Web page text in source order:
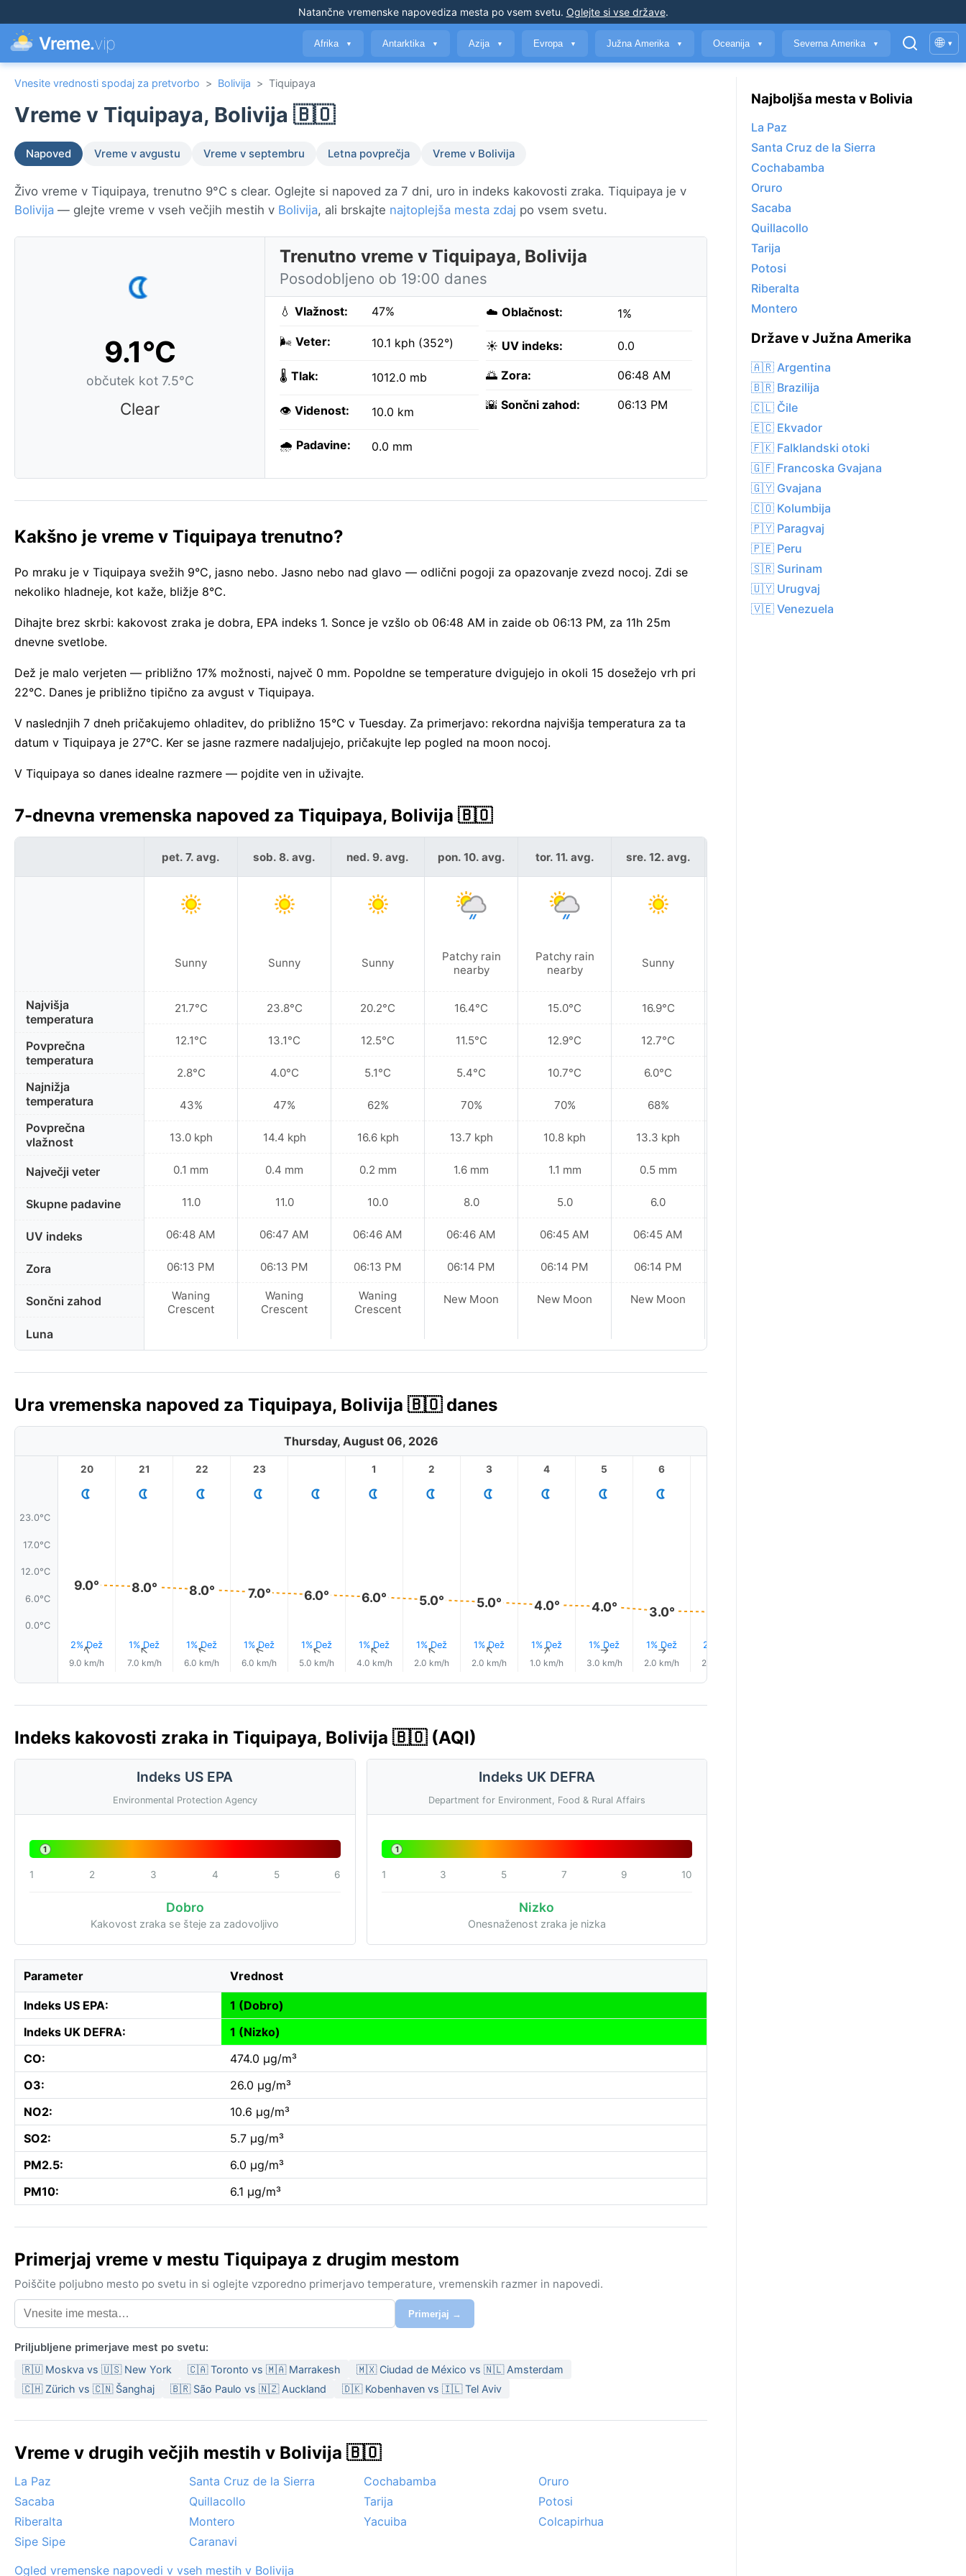
Natančne vremenske napovediza mesta po vsem svetu. Oglejte si vse države.
Vreme.vip Afrika ▼ Antarktika ▼ Azija ▼ Evropa ▼ Južna Amerika ▼ Oceanija ▼ Severna Amerika ▼ 🌐 ▾
Vnesite vrednosti spodaj za pretvorbo > Bolivija > Tiquipaya
Vreme v Tiquipaya, Bolivija 🇧🇴
Napoved Vreme v avgustu Vreme v septembru Letna povprečja Vreme v Bolivija
Živo vreme v Tiquipaya, trenutno 9°C s clear. Oglejte si napoved za 7 dni, uro in indeks kakovosti zraka. Tiquipaya je v
Bolivija — glejte vreme v vseh večjih mestih v Bolivija, ali brskajte najtoplejša mesta zdaj po vsem svetu.
9.1°C
občutek kot 7.5°C
Clear
Trenutno vreme v Tiquipaya, Bolivija
Posodobljeno ob 19:00 danes
💧 Vlažnost: 47%
🌬️ Veter: 10.1 kph (352°)
🌡️ Tlak: 1012.0 mb
👁️ Videnost: 10.0 km
🌧️ Padavine: 0.0 mm
☁️ Oblačnost: 1%
☀️ UV indeks: 0.0
🌅 Zora: 06:48 AM
🌇 Sončni zahod: 06:13 PM
Kakšno je vreme v Tiquipaya trenutno?
Po mraku je v Tiquipaya svežih 9°C, jasno nebo. Jasno nebo nad glavo — odlični pogoji za opazovanje zvezd nocoj. Zdi se
nekoliko hladneje, kot kaže, bližje 8°C.
Dihajte brez skrbi: kakovost zraka je dobra, EPA indeks 1. Sonce je vzšlo ob 06:48 AM in zaide ob 06:13 PM, za 11h 25m
dnevne svetlobe.
Dež je malo verjeten — približno 17% možnosti, največ 0 mm. Popoldne se temperature dvigujejo in okoli 15 dosežejo vrh pri
22°C. Danes je približno tipično za avgust v Tiquipaya.
V naslednjih 7 dneh pričakujemo ohladitev, do približno 15°C v Tuesday. Za primerjavo: rekordna najvišja temperatura za ta
datum v Tiquipaya je 27°C. Ker se jasne razmere nadaljujejo, pričakujte lep pogled na moon nocoj.
V Tiquipaya so danes idealne razmere — pojdite ven in uživajte.
7-dnevna vremenska napoved za Tiquipaya, Bolivija 🇧🇴
Najvišja
temperatura
Povprečna
temperatura
Najnižja
temperatura
Povprečna
vlažnost
Največji veter
Skupne padavine
UV indeks
Zora
Sončni zahod
Luna
pet. 7. avg.
Sunny
21.7°C
12.1°C
2.8°C
43%
13.0 kph
0.1 mm
11.0
06:48 AM
06:13 PM
Waning
Crescent
sob. 8. avg.
Sunny
23.8°C
13.1°C
4.0°C
47%
14.4 kph
0.4 mm
11.0
06:47 AM
06:13 PM
Waning
Crescent
ned. 9. avg.
Sunny
20.2°C
12.5°C
5.1°C
62%
16.6 kph
0.2 mm
10.0
06:46 AM
06:13 PM
Waning
Crescent
pon. 10. avg.
Patchy rain
nearby
16.4°C
11.5°C
5.4°C
70%
13.7 kph
1.6 mm
8.0
06:46 AM
06:14 PM
New Moon
tor. 11. avg.
Patchy rain
nearby
15.0°C
12.9°C
10.7°C
70%
10.8 kph
1.1 mm
5.0
06:45 AM
06:14 PM
New Moon
sre. 12. avg.
Sunny
16.9°C
12.7°C
6.0°C
68%
13.3 kph
0.5 mm
6.0
06:45 AM
06:14 PM
New Moon
Ura vremenska napoved za Tiquipaya, Bolivija 🇧🇴 danes
Thursday, August 06, 2026
23.0°C
17.0°C
12.0°C
6.0°C
0.0°C
20
9.0°
2% Dež
↑
9.0 km/h
21
8.0°
1% Dež
↑
7.0 km/h
22
8.0°
1% Dež
↑
6.0 km/h
23
7.0°
1% Dež
↑
6.0 km/h
6.0°
1% Dež
↑
5.0 km/h
1
6.0°
1% Dež
↑
4.0 km/h
2
5.0°
1% Dež
↑
2.0 km/h
3
5.0°
1% Dež
↑
2.0 km/h
4
4.0°
1% Dež
↑
1.0 km/h
5
4.0°
1% Dež
↑
3.0 km/h
6
3.0°
1% Dež
↑
2.0 km/h
2% Dež
2.0 km/h
Indeks kakovosti zraka in Tiquipaya, Bolivija 🇧🇴 (AQI)
Indeks US EPA
Environmental Protection Agency
1
1 2 3 4 5 6
Dobro
Kakovost zraka se šteje za zadovoljivo
Indeks UK DEFRA
Department for Environment, Food & Rural Affairs
1
1 3 5 7 9 10
Nizko
Onesnaženost zraka je nizka
Parameter Vrednost
Indeks US EPA:
1 (Dobro)
Indeks UK DEFRA:
1 (Nizko)
CO:
474.0 µg/m³
O3:
26.0 µg/m³
NO2:
10.6 µg/m³
SO2:
5.7 µg/m³
PM2.5:
6.0 µg/m³
PM10:
6.1 µg/m³
Primerjaj vreme v mestu Tiquipaya z drugim mestom
Poiščite poljubno mesto po svetu in si oglejte vzporedno primerjavo temperature, vremenskih razmer in napovedi.
Primerjaj →
Priljubljene primerjave mest po svetu:
🇷🇺 Moskva vs 🇺🇸 New York 🇨🇦 Toronto vs 🇲🇦 Marrakesh
🇲🇽 Ciudad de México vs 🇳🇱 Amsterdam
🇨🇭 Zürich vs 🇨🇳 Šanghaj
🇧🇷 São Paulo vs 🇳🇿 Auckland 🇩🇰 Kobenhaven vs 🇮🇱 Tel Aviv
Vreme v drugih večjih mestih v Bolivija 🇧🇴
La Paz Santa Cruz de la Sierra Cochabamba
Oruro
Sacaba
Quillacollo Tarija
Potosi
Riberalta
Montero Yacuiba
Colcapirhua
Sipe Sipe
Caranavi
Ogled vremenske napovedi v vseh mestih v Bolivija
Najboljša mesta v Bolivia
La Paz
Santa Cruz de la Sierra
Cochabamba
Oruro
Sacaba
Quillacollo
Tarija
Potosi
Riberalta
Montero
Države v Južna Amerika
🇦🇷 Argentina
🇧🇷 Brazilija
🇨🇱 Čile
🇪🇨 Ekvador
🇫🇰 Falklandski otoki
🇬🇫 Francoska Gvajana
🇬🇾 Gvajana
🇨🇴 Kolumbija
🇵🇾 Paragvaj
🇵🇪 Peru
🇸🇷 Surinam
🇺🇾 Urugvaj
🇻🇪 Venezuela